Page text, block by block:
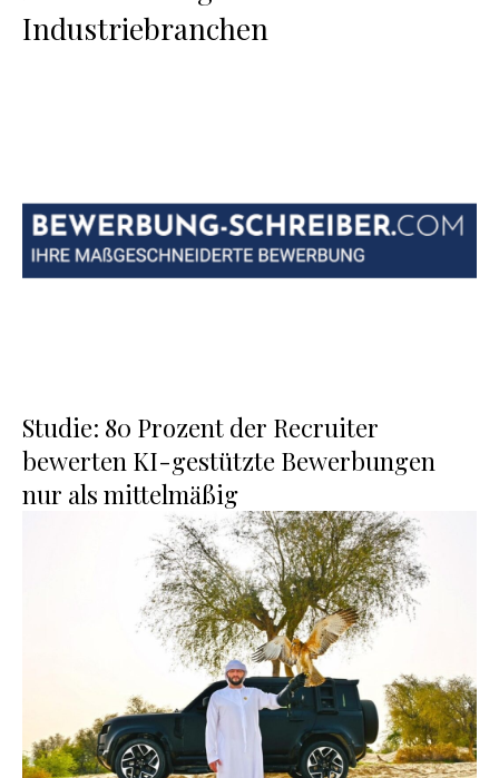
Industriebranchen
Studie: 80 Prozent der Recruiter
bewerten KI-gestützte Bewerbungen
nur als mittelmäßig